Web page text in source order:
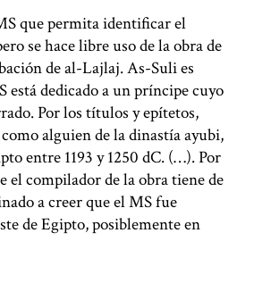
que permita identificar el
se hace libre uso de la obra de
de al-Lajlaj. As-Suli es
dedicado a un príncipe cuyo
Por los títulos y epítetos,
alguien de la dinastía ayubi,
entre 1193 y 1250 dC. (…). Por
el compilador de la obra tiene de
a creer que el MS fue
de Egipto, posiblemente en